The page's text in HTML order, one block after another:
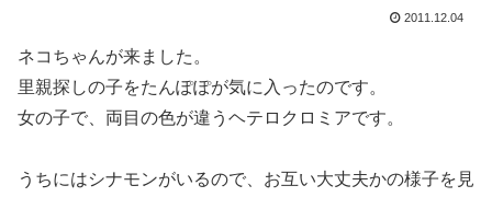
2011.12.04
ネコちゃんが来ました。
里親探しの子をたんぽぽが気に入ったのです。
女の子で、両目の色が違うヘテロクロミアです。
うちにはシナモンがいるので、お互い大丈夫かの様子を見